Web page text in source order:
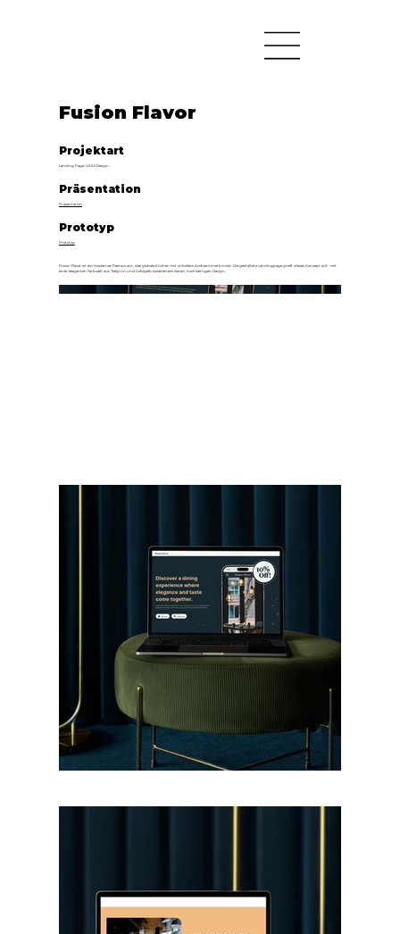
Fusion Flavor
Projektart
Landing Page, UX/UI Design
Präsentation
Präsentation
Prototyp
Prototyp
Fusion Flavor ist ein modernes Restaurant, das globale Küchen mit stilvollem Ambiente verbindet. Die gestaltete Landingpage greift dieses Konzept auf – mit
einer eleganten Farbwelt aus Tiefgrün und Goldgelb sowie einem klaren, hochwertigen Design.